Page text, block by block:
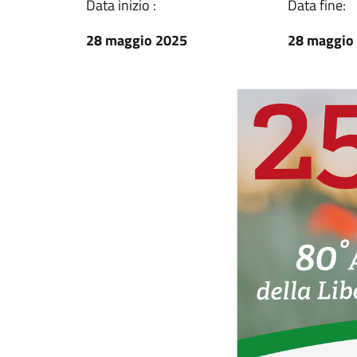
Data inizio :
28 maggio 2025
Data fine:
28